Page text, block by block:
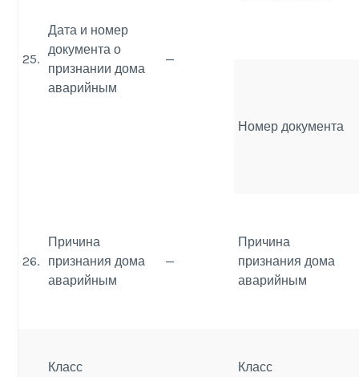
25.
Дата и номер
документа о
признании дома
аварийным
—
Номер документа
26.
Причина
признания дома
аварийным
—
Причина
признания дома
аварийным
Класс
Класс